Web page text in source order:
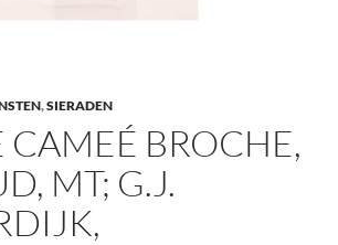
,SIERADEN
BROCHE,
MT; G.J.